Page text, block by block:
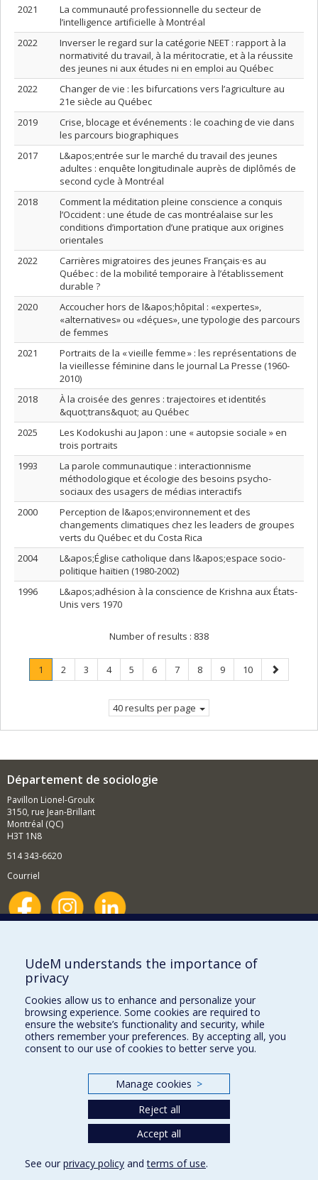
2021
La communauté professionnelle du secteur de
l’intelligence artificielle à Montréal
2022
Inverser le regard sur la catégorie NEET : rapport à la
normativité du travail, à la méritocratie, et à la réussite
des jeunes ni aux études ni en emploi au Québec
2022
Changer de vie : les bifurcations vers l’agriculture au
21e siècle au Québec
2019
Crise, blocage et événements : le coaching de vie dans
les parcours biographiques
2017
L&apos;entrée sur le marché du travail des jeunes
adultes : enquête longitudinale auprès de diplômés de
second cycle à Montréal
2018
Comment la méditation pleine conscience a conquis
l’Occident : une étude de cas montréalaise sur les
conditions d’importation d’une pratique aux origines
orientales
2022
Carrières migratoires des jeunes Français·es au
Québec : de la mobilité temporaire à l’établissement
durable ?
2020
Accoucher hors de l&apos;hôpital : «expertes»,
«alternatives» ou «déçues», une typologie des parcours
de femmes
2021
Portraits de la « vieille femme » : les représentations de
la vieillesse féminine dans le journal La Presse (1960-
2010)
2018
À la croisée des genres : trajectoires et identités
&quot;trans&quot; au Québec
2025
Les Kodokushi au Japon : une « autopsie sociale » en
trois portraits
1993
La parole communautique : interactionnisme
méthodologique et écologie des besoins psycho-
sociaux des usagers de médias interactifs
2000
Perception de l&apos;environnement et des
changements climatiques chez les leaders de groupes
verts du Québec et du Costa Rica
2004
L&apos;Église catholique dans l&apos;espace socio-
politique haïtien (1980-2002)
1996
L&apos;adhésion à la conscience de Krishna aux États-
Unis vers 1970
Number of results : 838
Page
1
Current
Page
2 Page
3 Page
4 Page
5 Page
6 Page
7 Page
8 Page
9 Page
10
Next
page
40 results per page
Département de sociologie
Pavillon Lionel-Groulx
3150, rue Jean-Brillant
Montréal (QC)
H3T 1N8
514 343-6620
Courriel
Comment soutenir le Département?
BESOIN D'AIDE?
Plan du site
Signaler une erreur
Accessibilité
Nos départements et écoles
UdeM understands the importance of
privacy
Cookies allow us to enhance and personalize your
browsing experience. Some cookies are required to
ensure the website’s functionality and security, while
others remember your preferences. By accepting all, you
consent to our use of cookies to better serve you.
Manage cookies >
Reject all
Accept all
See our privacy policy andterms of use.